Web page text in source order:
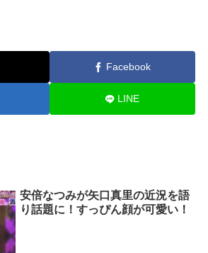
Facebook
LINE
安倍なつみが矢口真里の近況を語
り話題に！すっぴん顔が可愛い！